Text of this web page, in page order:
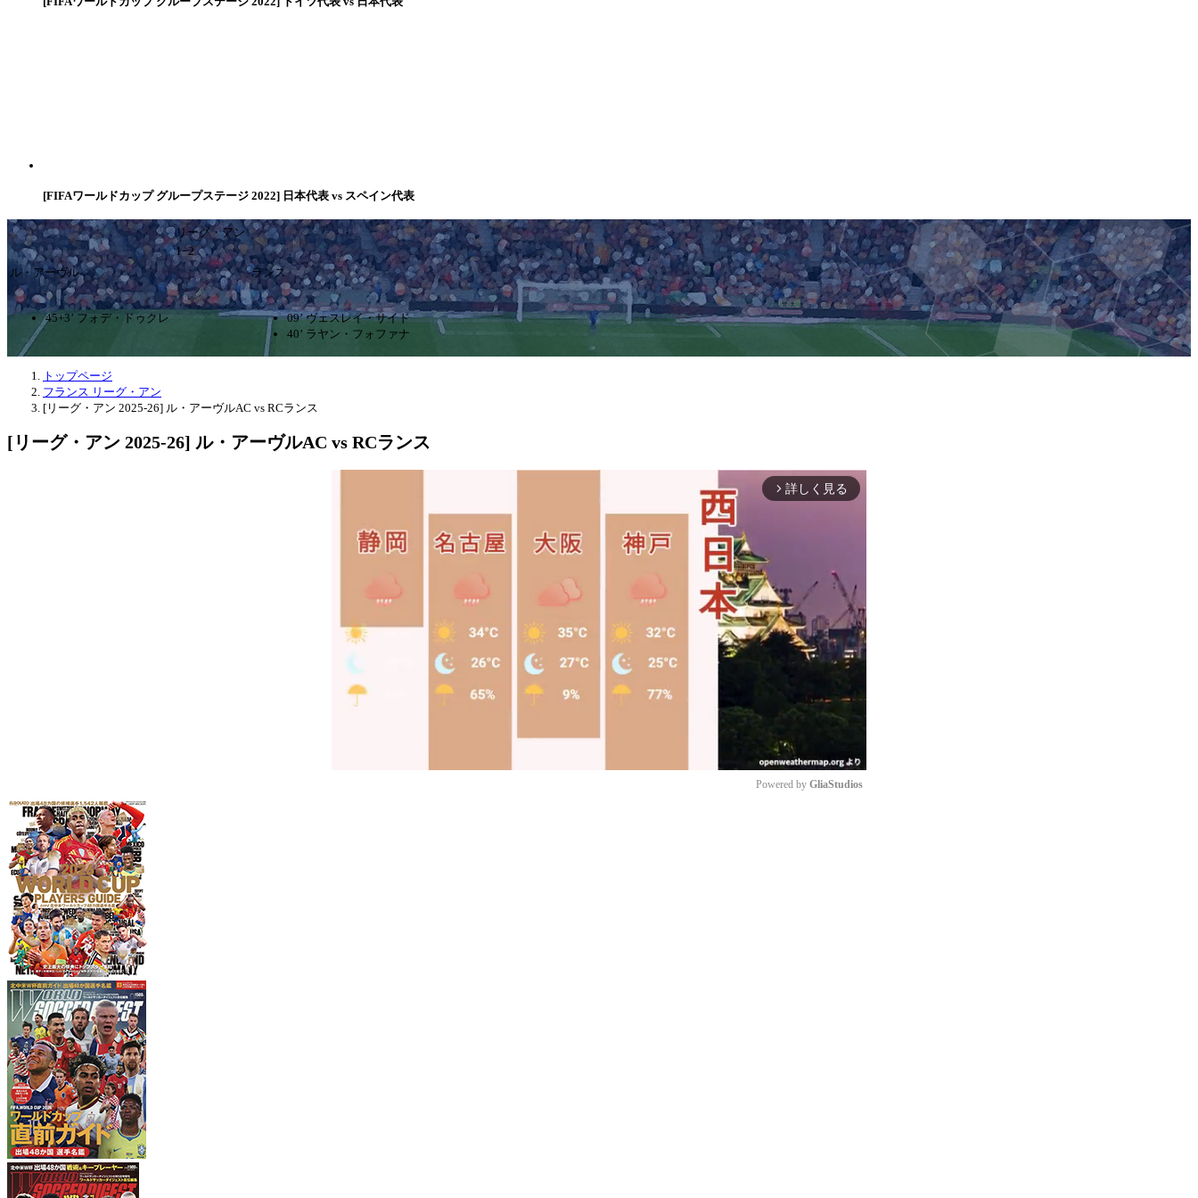
[FIFAワールドカップ グループステージ 2022] 日本代表 vs スペイン代表
リーグ・アン
1ｰ2
ル・アーヴル
ランス
45+3’ フォデ・ドゥクレ
09’ ヴェスレイ・サイド
40’ ラヤン・フォファナ
トップページ
フランス リーグ・アン
[リーグ・アン 2025-26] ル・アーヴルAC vs RCランス
[リーグ・アン 2025-26] ル・アーヴルAC vs RCランス
arrow_forward_ios 詳しく見る
Powered by GliaStudios